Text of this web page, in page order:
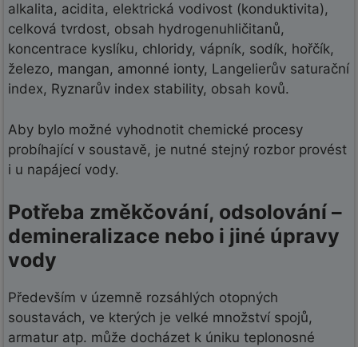
alkalita, acidita, elektrická vodivost (konduktivita),
celková tvrdost, obsah hydrogenuhličitanů,
koncentrace kyslíku, chloridy, vápník, sodík, hořčík,
železo, mangan, amonné ionty, Langelierův saturační
index, Ryznarův index stability, obsah kovů.
Aby bylo možné vyhodnotit chemické procesy
probíhající v soustavě, je nutné stejný rozbor provést
i u napájecí vody.
Potřeba změkčování, odsolování –
demineralizace nebo i jiné úpravy
vody
Především v územně rozsáhlých otopných
soustavách, ve kterých je velké množství spojů,
armatur atp. může docházet k úniku teplonosné